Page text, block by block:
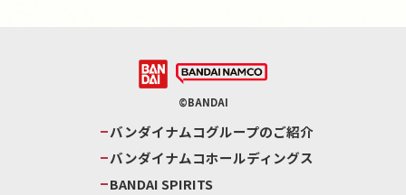
©BANDAI
バンダイナムコグループのご紹介
バンダイナムコホールディングス
BANDAI SPIRITS